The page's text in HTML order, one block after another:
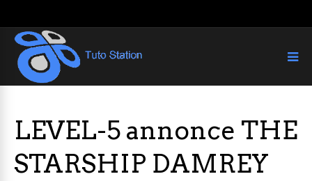
LEVEL-5 annonce THE
STARSHIP DAMREY